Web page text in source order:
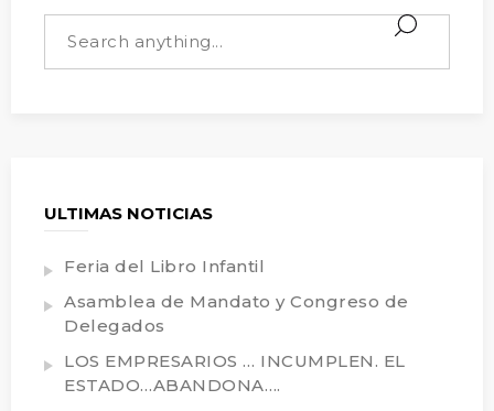
ULTIMAS NOTICIAS
Feria del Libro Infantil
Asamblea de Mandato y Congreso de
Delegados
LOS EMPRESARIOS … INCUMPLEN. EL
ESTADO…ABANDONA….